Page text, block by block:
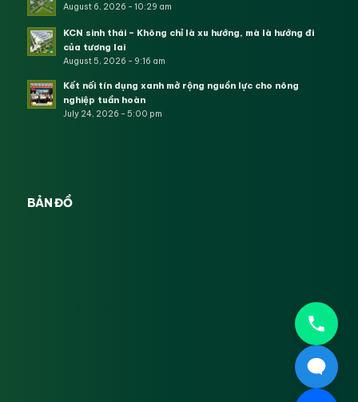
August 6, 2026 - 10:29 am
KCN sinh thái – Không chỉ là xu hướng, mà là hướng đi
của tương lai
August 5, 2026 - 9:16 am
Kết nối tín dụng xanh mở rộng nguồn lực cho nông
nghiệp tuần hoàn
July 24, 2026 - 5:00 pm
BẢN ĐỒ